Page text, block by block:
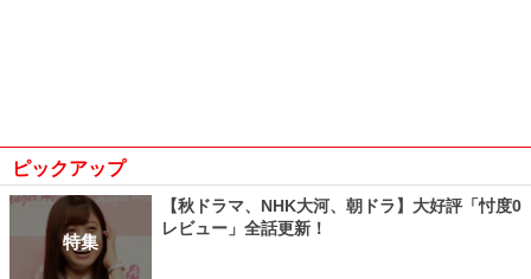
ピックアップ
特集
【秋ドラマ、NHK大河、朝ドラ】大好評「忖度0
レビュー」全話更新！